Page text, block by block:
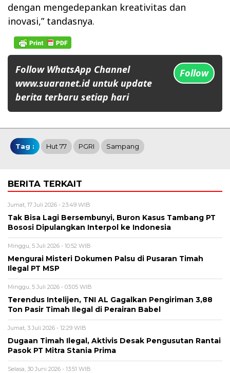
dengan mengedepankan kreativitas dan
inovasi,” tandasnya.
Follow WhatsApp Channel
www.suaranet.id untuk update
berita terbaru setiap hari
Follow
Tag : Hut 77 PGRI Sampang
BERITA TERKAIT
Jumat, 17 Juli 2026 - 23:49 WIB
Tak Bisa Lagi Bersembunyi, Buron Kasus Tambang PT
Bososi Dipulangkan Interpol ke Indonesia
Minggu, 5 Juli 2026 - 10:52 WIB
Mengurai Misteri Dokumen Palsu di Pusaran Timah
Ilegal PT MSP
Minggu, 5 Juli 2026 - 03:05 WIB
Terendus Intelijen, TNI AL Gagalkan Pengiriman 3,88
Ton Pasir Timah Ilegal di Perairan Babel
Jumat, 3 Juli 2026 - 12:29 WIB
Dugaan Timah Ilegal, Aktivis Desak Pengusutan Rantai
Pasok PT Mitra Stania Prima
Selasa, 30 Juni 2026 - 13:51 WIB